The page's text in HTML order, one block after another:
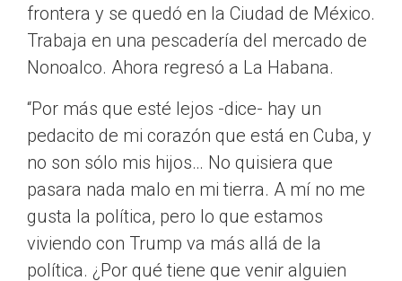
frontera y se quedó en la Ciudad de México.
Trabaja en una pescadería del mercado de
Nonoalco. Ahora regresó a La Habana.
“Por más que esté lejos -dice- hay un
pedacito de mi corazón que está en Cuba, y
no son sólo mis hijos… No quisiera que
pasara nada malo en mi tierra. A mí no me
gusta la política, pero lo que estamos
viviendo con Trump va más allá de la
política. ¿Por qué tiene que venir alguien